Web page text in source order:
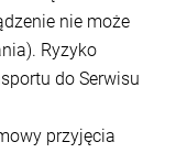
nie może
Ryzyko
do Serwisu
przyjęcia